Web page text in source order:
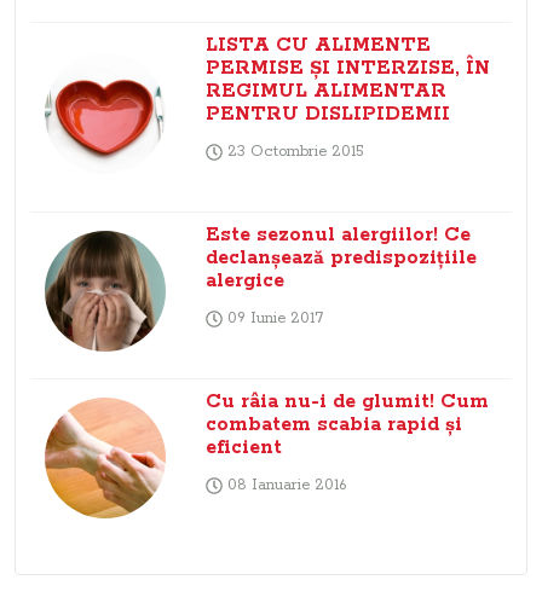
LISTA CU ALIMENTE
PERMISE ŞI INTERZISE, ÎN
REGIMUL ALIMENTAR
PENTRU DISLIPIDEMII
23 Octombrie 2015
Este sezonul alergiilor! Ce
declanşează predispoziţiile
alergice
09 Iunie 2017
Cu râia nu-i de glumit! Cum
combatem scabia rapid şi
eficient
08 Ianuarie 2016